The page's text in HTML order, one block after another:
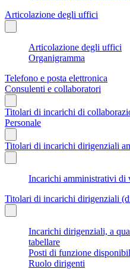
Articolazione degli uffici
Articolazione degli uffici
Organigramma
Telefono e posta elettronica
Consulenti e collaboratori
Titolari di incarichi di
Personale
Titolari di incarichi dirigenziali
Incarichi amministrativi di
Titolari di incarichi dirigenziali
Incarichi dirigenziali, a
tabellare
Posti di funzione
Ruolo dirigenti